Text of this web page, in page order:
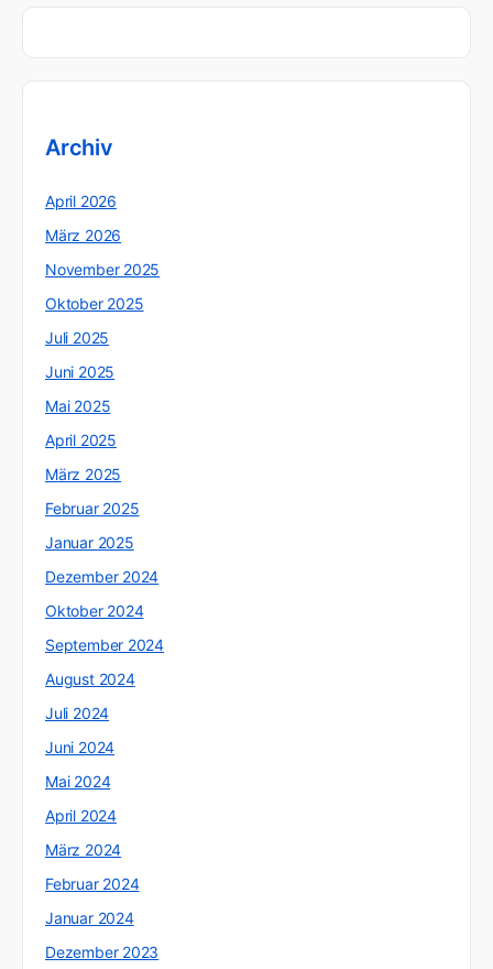
Archiv
April 2026
März 2026
November 2025
Oktober 2025
Juli 2025
Juni 2025
Mai 2025
April 2025
März 2025
Februar 2025
Januar 2025
Dezember 2024
Oktober 2024
September 2024
August 2024
Juli 2024
Juni 2024
Mai 2024
April 2024
März 2024
Februar 2024
Januar 2024
Dezember 2023